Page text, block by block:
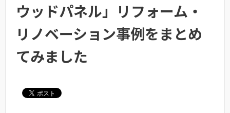
ウッドパネル」リフォーム・
リノベーション事例をまとめ
てみました